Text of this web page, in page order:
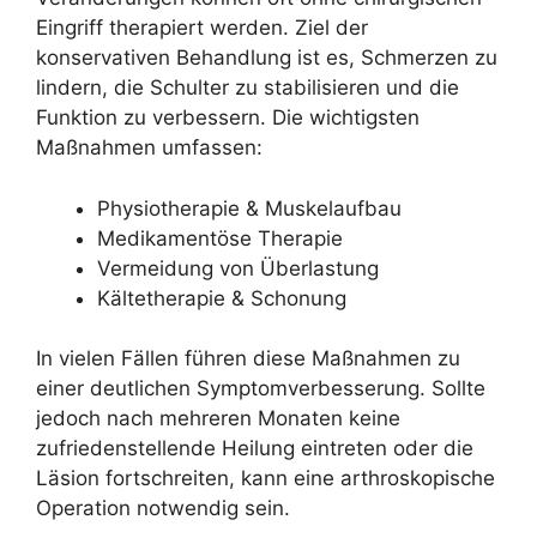
Eingriff therapiert werden. Ziel der
konservativen Behandlung ist es, Schmerzen zu
lindern, die Schulter zu stabilisieren und die
Funktion zu verbessern. Die wichtigsten
Maßnahmen umfassen:
Physiotherapie & Muskelaufbau
Medikamentöse Therapie
Vermeidung von Überlastung
Kältetherapie & Schonung
In vielen Fällen führen diese Maßnahmen zu
einer deutlichen Symptomverbesserung. Sollte
jedoch nach mehreren Monaten keine
zufriedenstellende Heilung eintreten oder die
Läsion fortschreiten, kann eine arthroskopische
Operation notwendig sein.